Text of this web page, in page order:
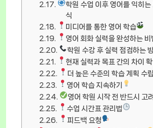
학원 수업 이후 영어를 익히는
식
미디어를 통한 영어 학습
영어 회화 실력을 완성하는 비
학원 수강 후 실력 점검하는
현재 실력과 목표 간의 차이
더 높은 수준의 학습 계획 수립
영어 학습 지속하기
영어 학원 시작 전 반드시 고
수업 시간표 관리법
피드백 요청